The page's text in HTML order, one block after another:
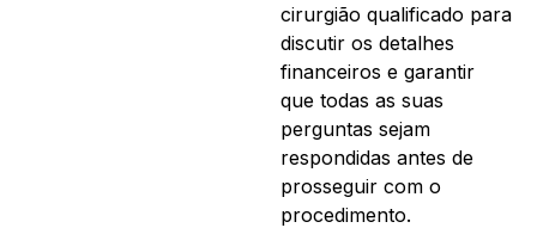
cirurgião qualificado para
discutir os detalhes
financeiros e garantir
que todas as suas
perguntas sejam
respondidas antes de
prosseguir com o
procedimento.